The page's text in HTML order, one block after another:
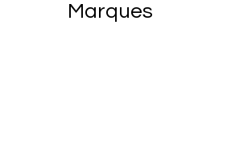
Marques